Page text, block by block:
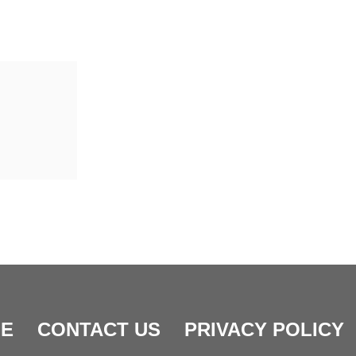
CONTACT US PRIVACY POLICY